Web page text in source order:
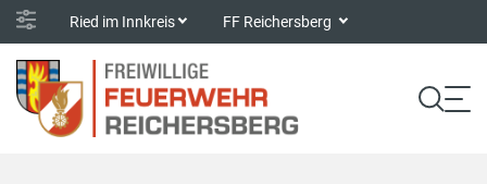
Ried im Innkreis FF Reichersberg